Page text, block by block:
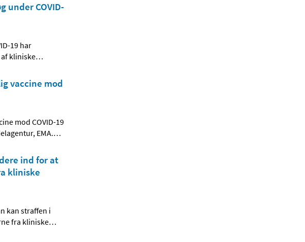
under COVID-
19 har
kliniske…
vaccine mod
mod COVID-19
EMA.…
ind for at
kliniske
kan straffen i
fra kliniske…